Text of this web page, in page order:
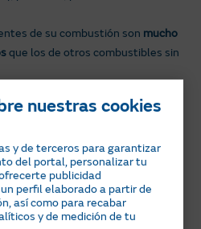
de su combustión son mucho
que los de otros combustibles sin
más eficiente que la madera, por lo
que la leña.
Entre los inconvenientes
uso de pellets se encuentran:
requieren de un servicio
nuestras cookies
y de terceros para garantizar
del portal, personalizar tu
publicidad
perfil elaborado a partir de
así como para recabar
y de medición de tu